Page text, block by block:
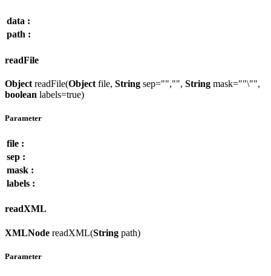
data :
path :
readFile
Object readFile(Object file, String sep="","", String mask=""\"",
boolean labels=true)
Parameter
file :
sep :
mask :
labels :
readXML
XMLNode readXML(String path)
Parameter